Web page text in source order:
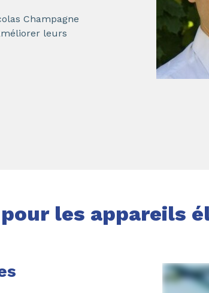
Champagne
leurs
les appareils